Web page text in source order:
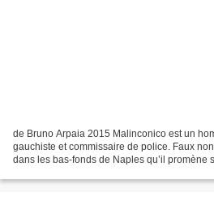
de Bruno Arpaia 2015 Malinconico est un
gauchiste et commissaire de police. Faux
dans les bas-fonds de Naples qu’il promène